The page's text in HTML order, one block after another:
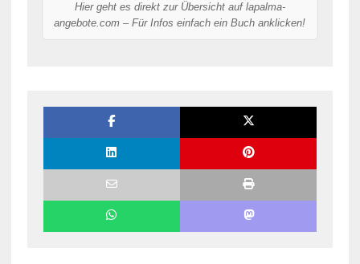
Hier geht es direkt zur Übersicht auf lapalma-
angebote.com – Für Infos einfach ein Buch anklicken!